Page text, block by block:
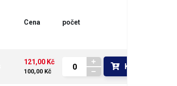
Cena počet
121,00 Kč
100,00 Kč
Koupit